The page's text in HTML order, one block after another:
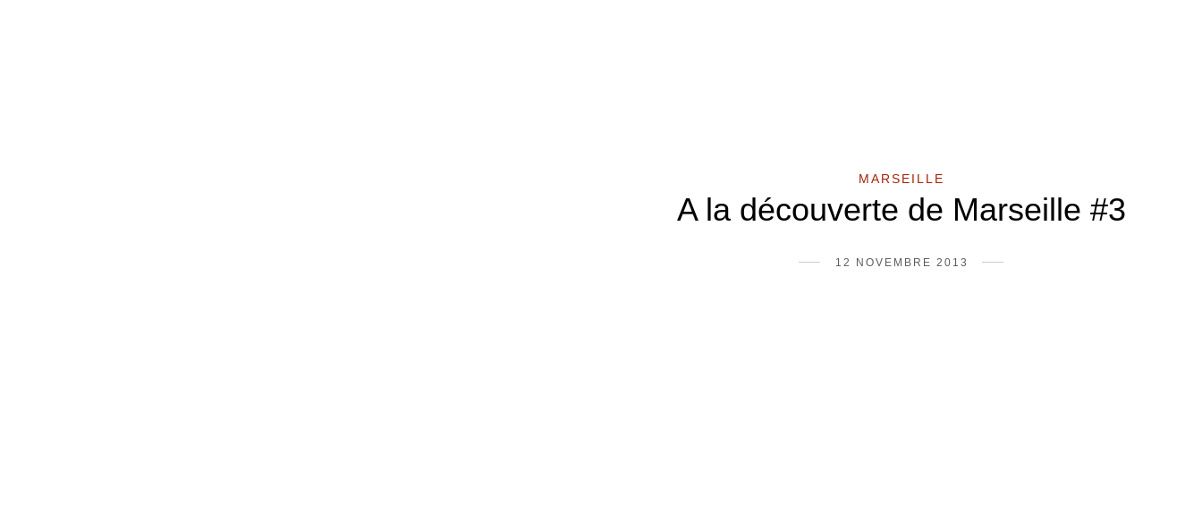
MARSEILLE
A la découverte de Marseille #3
12 NOVEMBRE 2013